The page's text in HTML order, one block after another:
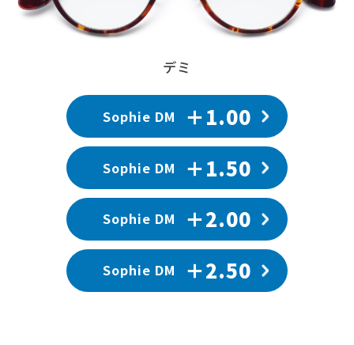
デミ
Sophie DM ＋1.00
Sophie DM ＋1.50
Sophie DM ＋2.00
Sophie DM ＋2.50